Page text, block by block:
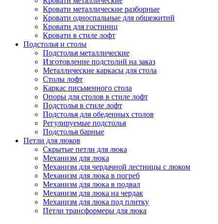
Кровати металлические разборные
Кровати односпальные для общежитий
Кровати для гостиниц
Кровати в стиле лофт
Подстолья и столы
Подстолья металлические
Изготовление подстолий на заказ
Металлические каркасы для стола
Столы лофт
Каркас письменного стола
Опоры для столов в стиле лофт
Подстолья в стиле лофт
Подстолья для обеденных столов
Регулируемые подстолья
Подстолья барные
Петли для люков
Скрытые петли для люка
Механизм для люка
Механизм для чердачной лестницы с люком
Механизм для люка в погреб
Механизм для люка в подвал
Механизм для люка на чердак
Механизм для люка под плитку
Петли трансформеры для люка